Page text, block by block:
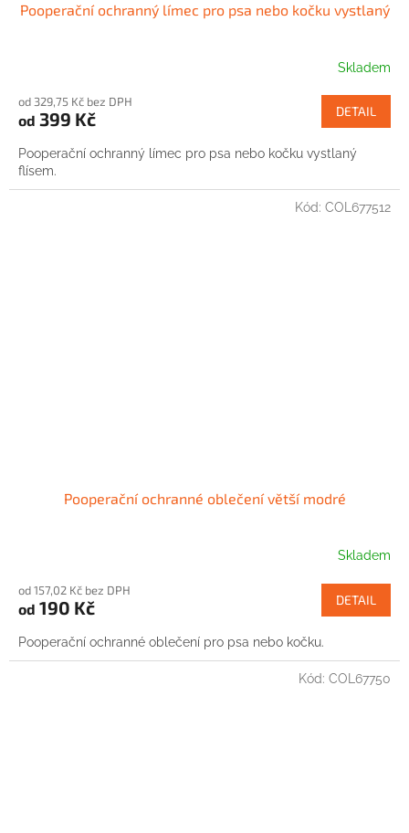
Pooperační ochranný límec pro psa nebo kočku vystlaný
Skladem
od 329,75 Kč bez DPH
od 399 Kč DETAIL
Pooperační ochranný límec pro psa nebo kočku vystlaný
flísem.
Pooperační ochranné oblečení větší modré
Skladem
od 157,02 Kč bez DPH
od 190 Kč DETAIL
Pooperační ochranné oblečení pro psa nebo kočku.
Kód: COL677512
Kód: COL67750